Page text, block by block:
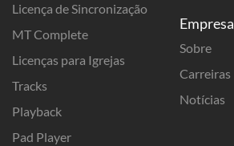
Licença de Sincronização
MT Complete
Licenças para Igrejas
Tracks
Playback
Pad Player
Empresa
Sobre
Carreiras
Notícias